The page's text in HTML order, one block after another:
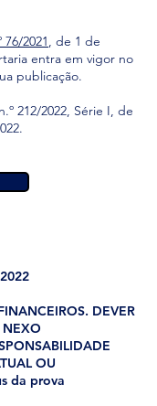
76/2021, de 1 de
entra em vigor no
publicação.
212/2022, Série I, de
DEVER
OU
da prova